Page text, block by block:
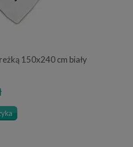
150x240 cm biały